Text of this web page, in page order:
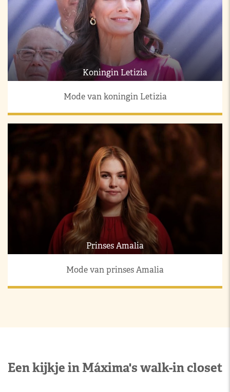
Koningin Letizia
Mode van koningin Letizia
Prinses Amalia
Mode van prinses Amalia
Een kijkje in Máxima's walk-in closet